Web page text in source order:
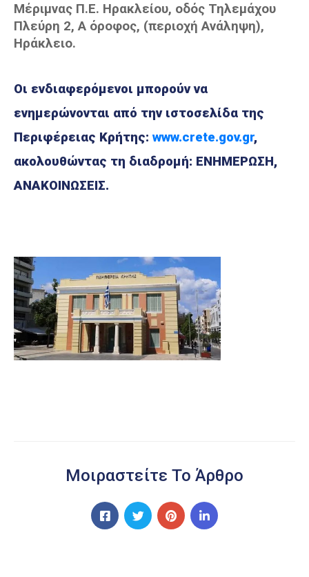
Μέριμνας Π.Ε. Ηρακλείου, οδός Τηλεμάχου
Πλεύρη 2, Α όροφος, (περιοχή Ανάληψη),
Ηράκλειο.
Οι ενδιαφερόμενοι μπορούν να
ενημερώνονται από την ιστοσελίδα της
Περιφέρειας Κρήτης: www.crete.gov.gr,
ακολουθώντας τη διαδρομή: ΕΝΗΜΕΡΩΣΗ,
ΑΝΑΚΟΙΝΩΣΕΙΣ.
Μοιραστείτε Το Άρθρο